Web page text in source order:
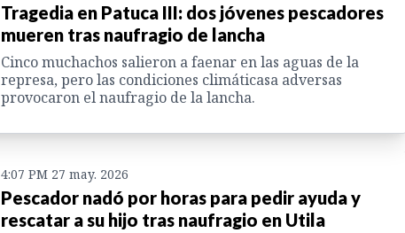
Tragedia en Patuca III: dos jóvenes pescadores
mueren tras naufragio de lancha
Cinco muchachos salieron a faenar en las aguas de la
represa, pero las condiciones climáticasa adversas
provocaron el naufragio de la lancha.
4:07 PM 27 may. 2026
Pescador nadó por horas para pedir ayuda y
rescatar a su hijo tras naufragio en Utila